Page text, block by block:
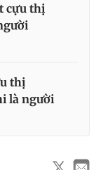
cựu thị
thị
là người